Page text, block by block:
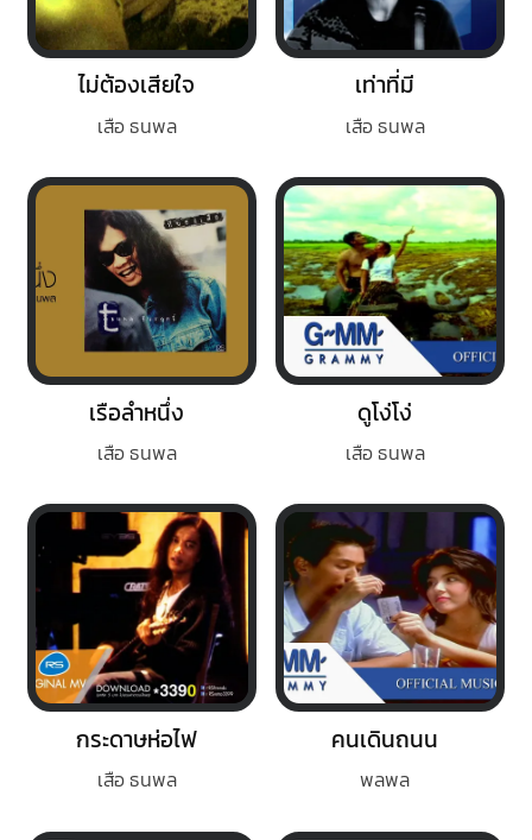
ไม่ต้องเสียใจ
เสือ ธนพล
เท่าที่มี
เสือ ธนพล
เรือลำหนึ่ง
เสือ ธนพล
ดูโง่โง่
เสือ ธนพล
กระดาษห่อไฟ
เสือ ธนพล
คนเดินถนน
พลพล